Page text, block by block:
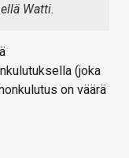
Watti.
(joka
on väärä